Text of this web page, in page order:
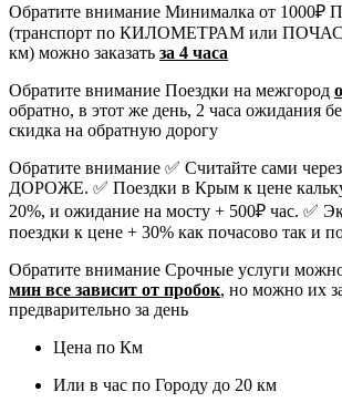
Обратите внимание Минималка от 1000₽
(транспорт по КИЛОМЕТРАМ или
км) можно заказать за 4 часа
Обратите внимание Поездки на межгород
обратно, в этот же день, 2 часа ожидания
скидка на обратную дорогу
Обратите внимание ✅ Считайте сами
ДОРОЖЕ. ✅ Поездки в Крым к цене
20%, и ожидание на мосту + 500₽ час. ✅
поездки к цене + 30% как почасово так и
Обратите внимание Срочные услуги можно
мин все зависит от пробок, но можно их
предварительно за день
Цена по Км
Или в час по Городу до 20 км